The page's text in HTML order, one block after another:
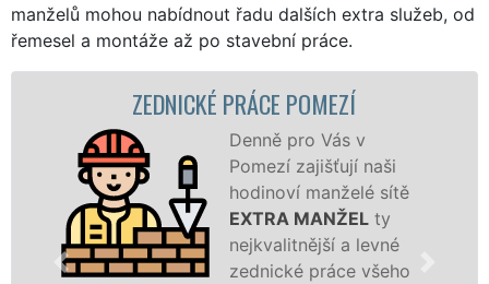
manželů mohou nabídnout řadu dalších extra služeb, od
řemesel a montáže až po stavební práce.
ZEDNICKÉ PRÁCE POMEZÍ
Denně pro Vás v
Pomezí zajišťují naši
hodinoví manželé sítě
EXTRA MANŽELty
nejkvalitnější a levné
zednické práce všeho